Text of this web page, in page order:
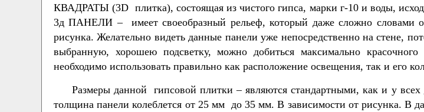
КВАДРАТЫ (3D плитка), состоящая из чистого гипса, марки г-10 и воды,
3д ПАНЕЛИ – имеет своеобразный рельеф, который даже сложно словами
рисунка. Желательно видеть данные панели уже непосредственно на стене,
выбранную, хорошею подсветку, можно добиться максимально
необходимо использовать правильно как расположение освещения, так и его
Размеры данной гипсовой плитки – являются стандартными, как и у
толщина панели колеблется от 25 мм до 35 мм. В зависимости от рисунка. В